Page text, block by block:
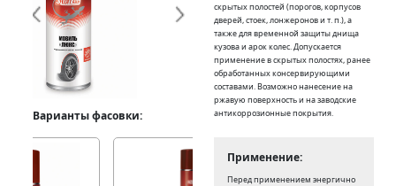
Варианты фасовки:
скрытых полостей (порогов, корпусов
дверей, стоек, лонжеронов и т. п.), а
также для временной защиты днища
кузова и арок колес. Допускается
применение в скрытых полостях, ранее
обработанных консервирующими
составами. Возможно нанесение на
ржавую поверхность и на заводские
антикоррозионные покрытия.
Применение:
Перед применением энергично